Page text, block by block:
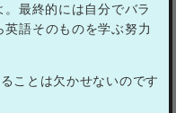
。最終的には自分でバラ
語そのものを学ぶ努力
ことは欠かせないのです